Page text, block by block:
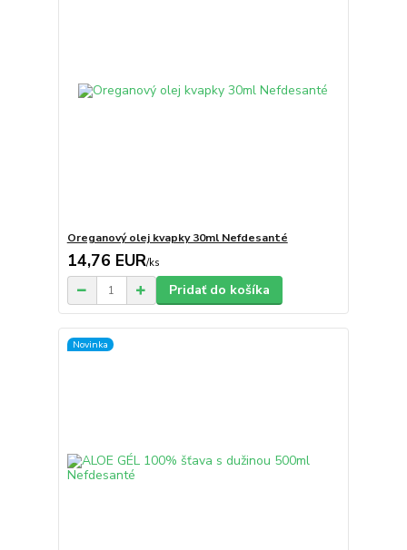
Oreganový olej kvapky 30ml Nefdesanté
14,76 EUR/ks
Pridať do košíka
Novinka